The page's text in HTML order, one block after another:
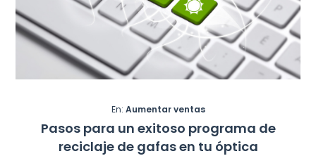
En: Aumentar ventas
Pasos para un exitoso programa de
reciclaje de gafas en tu óptica